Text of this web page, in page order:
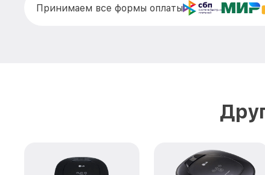
Принимаем все формы оплаты